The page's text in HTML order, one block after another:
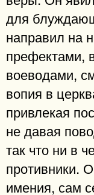
для
направил на
префектами,
воеводами,
вопия в
привлекая
не давая
так что ни в
противники.
имения, сам